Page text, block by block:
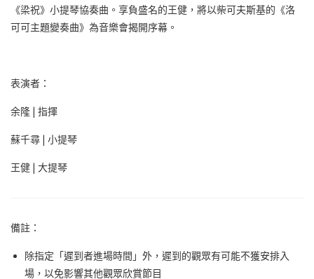
《梁祝》小提琴協奏曲。享負盛名的王健，將以柴可夫斯基的《洛
可可主題變奏曲》為音樂會揭開序幕。
表演者：
余隆 | 指揮
蘇千尋 | 小提琴
王健 | 大提琴
備註：
除指定「遲到者進場時間」外，遲到的觀眾有可能不獲安排入
場，以免影響其他觀眾欣賞節目